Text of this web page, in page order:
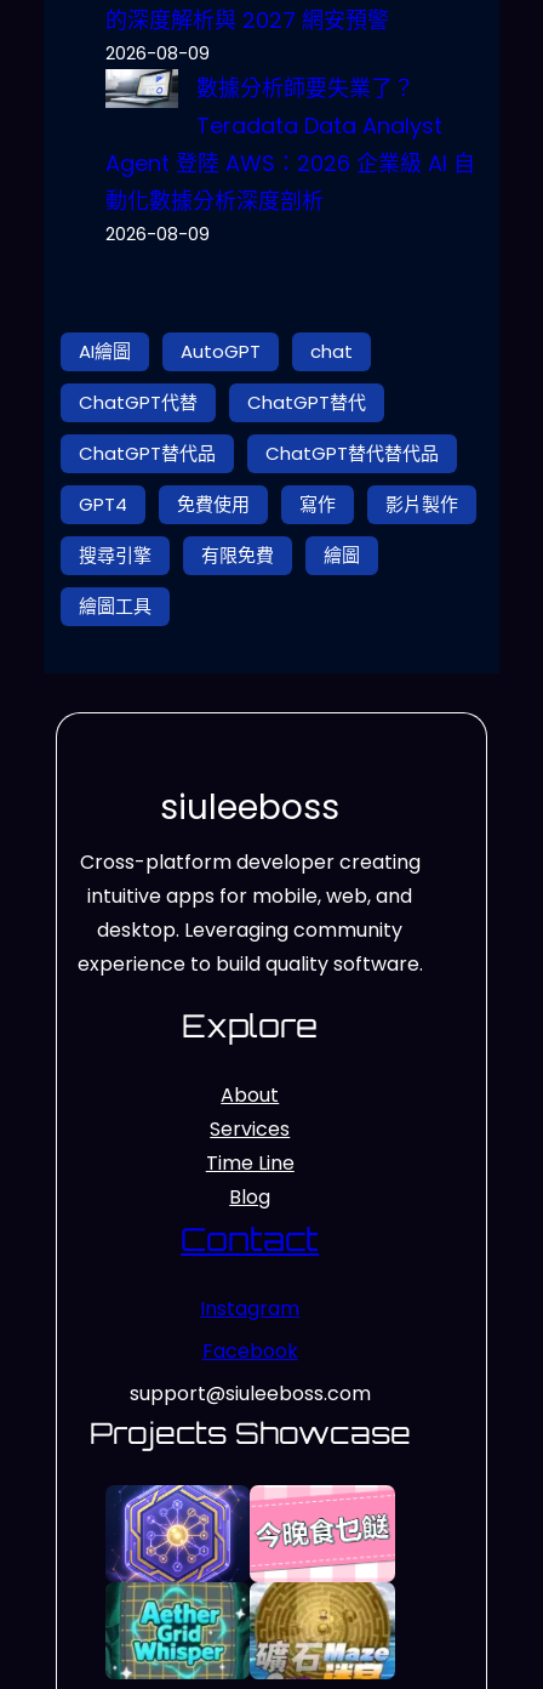
的深度解析與 2027 網安預警
2026-08-09
數據分析師要失業了？
Teradata Data Analyst
Agent 登陸 AWS：2026 企業級 AI 自
動化數據分析深度剖析
2026-08-09
AI繪圖 AutoGPT
chat
ChatGPT代替
ChatGPT替代
ChatGPT替代品
ChatGPT替代替代品
GPT4
免費使用 寫作
影片製作
搜尋引擎
有限免費
繪圖
繪圖工具
siuleeboss
Cross-platform developer creating
intuitive apps for mobile, web, and
desktop. Leveraging community
experience to build quality software.
Explore
About
Services
Time Line
Blog
Contact
Instagram
Facebook
support@siuleeboss.com
Projects Showcase